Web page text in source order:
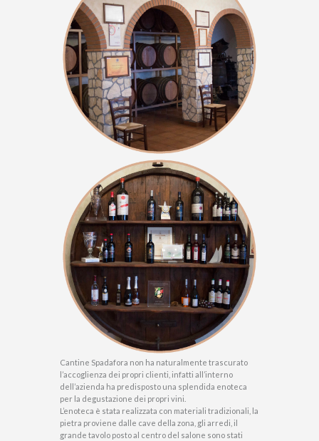
Cantine Spadafora non ha naturalmente trascurato
l’accoglienza dei propri clienti, infatti all’interno
dell’azienda ha predisposto una splendida enoteca
per la degustazione dei propri vini.
L’enoteca è stata realizzata con materiali tradizionali, la
pietra proviene dalle cave della zona, gli arredi, il
grande tavolo posto al centro del salone sono stati